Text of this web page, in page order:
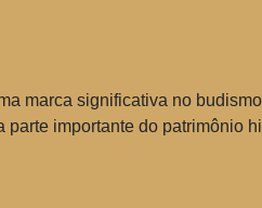
marca significativa no
importante do patrimônio